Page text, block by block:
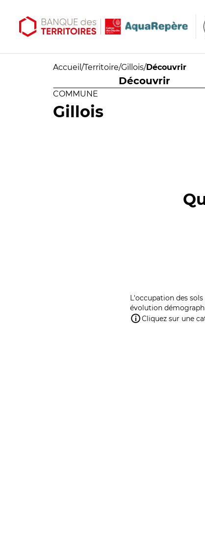
Accueil /Territoire/Gillois/Découvrir
Découvrir
COMMUNE
Gillois
L'occupation des
évolution
Cliquez sur une